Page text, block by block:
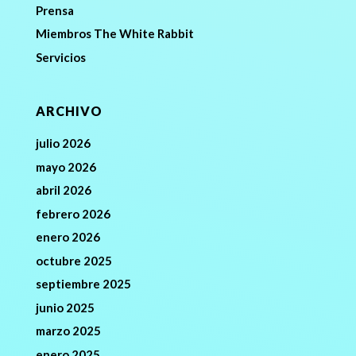
Prensa
Miembros The White Rabbit
Servicios
ARCHIVO
julio 2026
mayo 2026
abril 2026
febrero 2026
enero 2026
octubre 2025
septiembre 2025
junio 2025
marzo 2025